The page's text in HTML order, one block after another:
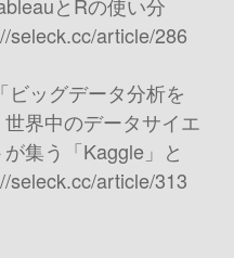
とRの使い分
seleck.cc/article/286
「ビッグデータ分析を
界中のデータサイエ
集う「Kaggle 」と
seleck.cc/article/313